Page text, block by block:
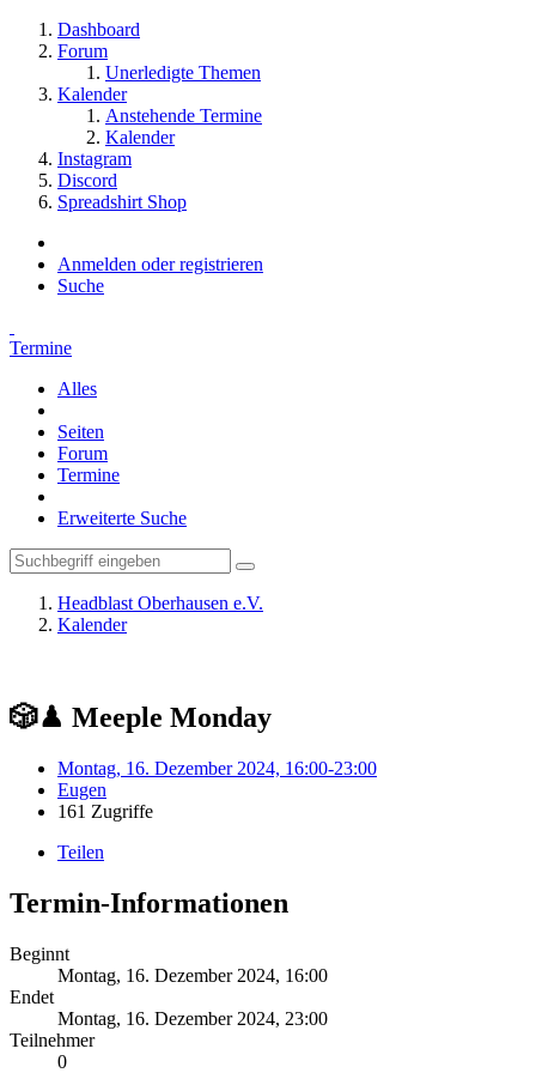
Dashboard
Forum
Unerledigte Themen
Kalender
Anstehende Termine
Kalender
Instagram
Discord
Spreadshirt Shop
Anmelden oder registrieren
Suche
Termine
Alles
Seiten
Forum
Termine
Erweiterte Suche
Headblast Oberhausen e.V.
Kalender
🎲♟ Meeple Monday
Montag, 16. Dezember 2024, 16:00-23:00
Eugen
161 Zugriffe
Teilen
Termin-Informationen
Beginnt
Montag, 16. Dezember 2024, 16:00
Endet
Montag, 16. Dezember 2024, 23:00
Teilnehmer
0